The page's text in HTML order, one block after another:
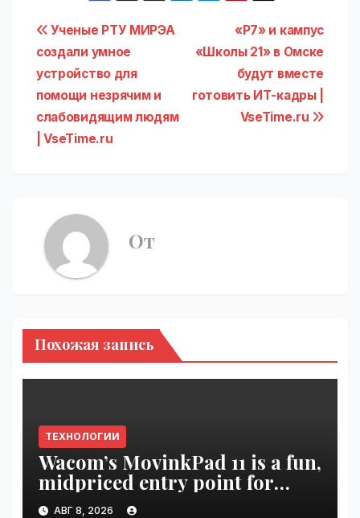
Навигация
по
записям
«Р7» и кампус
«Школы 21» в Омске
будут вместе
готовить ИТ-кадры |
VseTime.ru
Ученые РТУ МИРЭА
создали умное
устройство для
помощи незрячим и
слабовидящим людям
| VseTime.ru
От
Похожая запись
ТЕХНОЛОГИИ
Wacom’s MovinkPad 11 is a fun,
midpriced entry point for
digital artists | VseTime.ru
АВГ 8, 2026